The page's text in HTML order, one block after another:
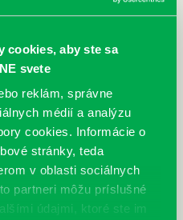
cookies, aby ste sa
svete
reklám, správne
médií a analýzu
cookies. Informácie o
stránky, teda
v oblasti sociálnych
partneri môžu príslušné
údajmi, ktoré ste im
dostupný 24/7
je umiestnený pri
na Tupolevovej 7B a jeho obsluha
petržalskej
37,Lietavská 16, Prokofievova 5